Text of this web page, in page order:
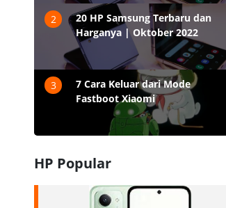
2
20 HP Samsung Terbaru dan
Harganya | Oktober 2022
3
7 Cara Keluar dari Mode
Fastboot Xiaomi
HP Popular